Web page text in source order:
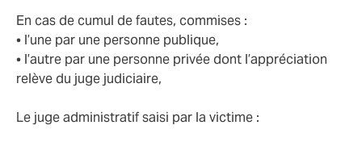
En cas de cumul de fautes, commises :
• l’une par une personne publique,
• l’autre par une personne privée dont l’appréciation
relève du juge judiciaire,
Le juge administratif saisi par la victime :